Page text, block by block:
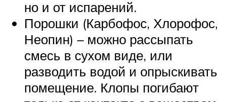
но и от испарений.
Порошки (Карбофос, Хлорофос,
Неопин) – можно рассыпать
смесь в сухом виде, или
разводить водой и опрыскивать
помещение. Клопы погибают